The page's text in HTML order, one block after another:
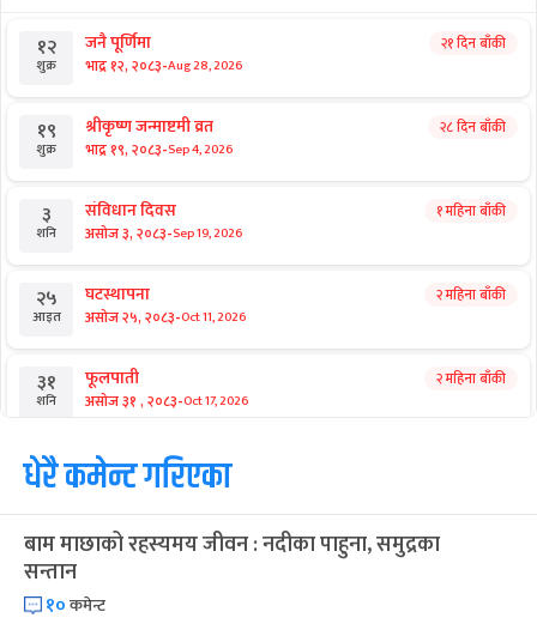
१२
शुक्र
जनै पूर्णिमा
भाद्र १२, २०८३-Aug 28, 2026
२१ दिन बाँकी
१९
शुक्र
श्रीकृष्ण जन्माष्टमी व्रत
भाद्र १९, २०८३-Sep 4, 2026
२८ दिन बाँकी
३
शनि
संविधान दिवस
असोज ३, २०८३-Sep 19, 2026
१ महिना बाँकी
२५
आइत
घटस्थापना
असोज २५, २०८३-Oct 11, 2026
२ महिना बाँकी
३१
शनि
फूलपाती
असोज ३१ , २०८३-Oct 17, 2026
२ महिना बाँकी
१
आइत
कार्तिक सङ्क्रान्ति
कार्तिक १, २०८३-Oct 18, 2026
३
मंगल
महानवमी २ महिना बाँकी
धेरै कमेन्ट गरिएका
बाम माछाको रहस्यमय जीवन : नदीका पाहुना, समुद्रका
सन्तान
१०कमेन्ट